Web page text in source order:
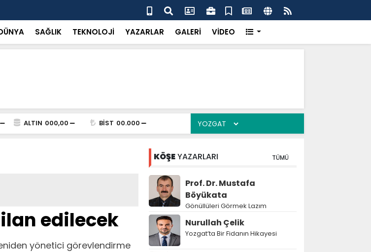
8 kişiye kaçak kazı baskını
SAĞLIK TEKNOLOJİ YAZARLAR GALERİ VİDEO
ALTIN 000,00 BİST 00.000
edilecek
yönetici görevlendirme
KÖŞEYAZARLARI TÜMÜ
Prof. Dr. Mustafa
Böyükata
Gönüllüleri Görmek Lazım
Nurullah Çelik
Yozgat’ta Bir Fidanın Hikayesi